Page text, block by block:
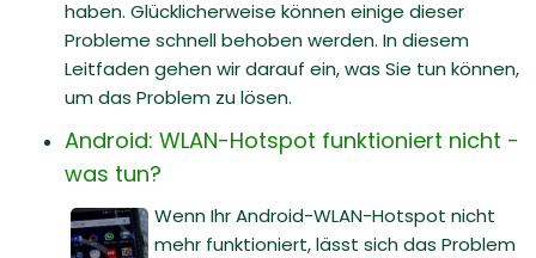
haben. Glücklicherweise können einige dieser
Probleme schnell behoben werden. In diesem
Leitfaden gehen wir darauf ein, was Sie tun können,
um das Problem zu lösen.
Android: WLAN-Hotspot funktioniert nicht -
was tun?
Wenn Ihr Android-WLAN-Hotspot nicht
mehr funktioniert, lässt sich das Problem